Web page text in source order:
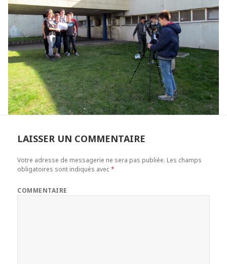
LAISSER UN COMMENTAIRE
Votre adresse de messagerie ne sera pas publiée. Les champs
obligatoires sont indiqués avec*
COMMENTAIRE